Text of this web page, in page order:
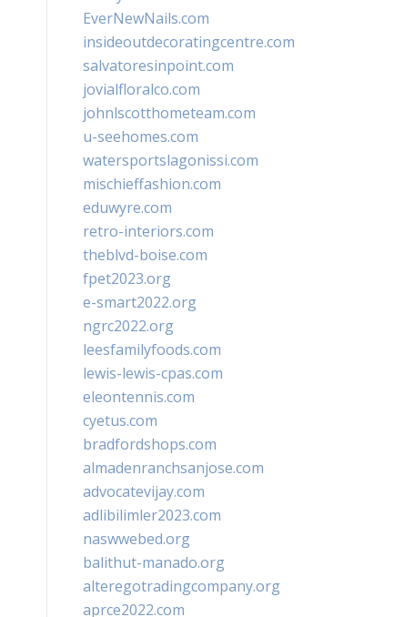
EverNewNails.com
insideoutdecoratingcentre.com
salvatoresinpoint.com
jovialfloralco.com
johnlscotthometeam.com
u-seehomes.com
watersportslagonissi.com
mischieffashion.com
eduwyre.com
retro-interiors.com
theblvd-boise.com
fpet2023.org
e-smart2022.org
ngrc2022.org
leesfamilyfoods.com
lewis-lewis-cpas.com
eleontennis.com
cyetus.com
bradfordshops.com
almadenranchsanjose.com
advocatevijay.com
adlibilimler2023.com
naswwebed.org
balithut-manado.org
alteregotradingcompany.org
aprce2022.com